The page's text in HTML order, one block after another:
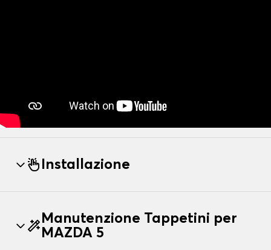
Installazione
Manutenzione Tappetini per
MAZDA 5